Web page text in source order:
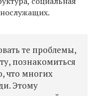
те проблемы,
познакомиться
что многих
Этому